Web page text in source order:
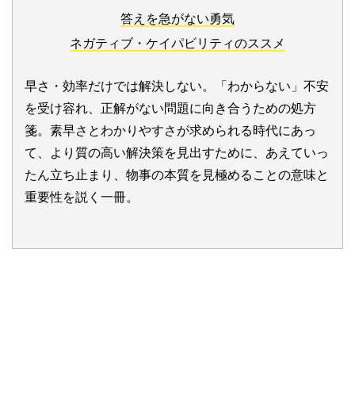
答えを急がない勇気
ネガティブ・ケイパビリティのススメ
早さ・効率だけでは解決しない。「わからない」不安
を受け容れ、正解がない問題に向き合うための処方
箋。素早さとわかりやすさが求められる時代にあっ
て、より質の高い解決策を見出すために、あえていっ
たん立ち止まり、物事の本質を見極めることの意味と
重要性を説く一冊。